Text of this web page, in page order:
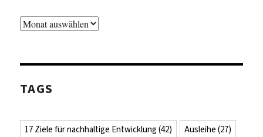
Archiv
TAGS
17 Ziele für nachhaltige Entwicklung (42) Ausleihe (27)